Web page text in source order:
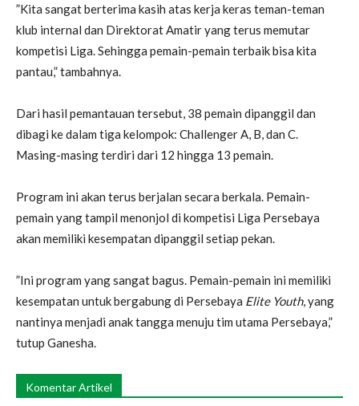
”Kita sangat berterima kasih atas kerja keras teman-teman
klub internal dan Direktorat Amatir yang terus memutar
kompetisi Liga. Sehingga pemain-pemain terbaik bisa kita
pantau,” tambahnya.
Dari hasil pemantauan tersebut, 38 pemain dipanggil dan
dibagi ke dalam tiga kelompok: Challenger A, B, dan C.
Masing-masing terdiri dari 12 hingga 13 pemain.
Program ini akan terus berjalan secara berkala. Pemain-
pemain yang tampil menonjol di kompetisi Liga Persebaya
akan memiliki kesempatan dipanggil setiap pekan.
”Ini program yang sangat bagus. Pemain-pemain ini memiliki
kesempatan untuk bergabung di Persebaya Elite Youth, yang
nantinya menjadi anak tangga menuju tim utama Persebaya,”
tutup Ganesha.
Komentar Artikel